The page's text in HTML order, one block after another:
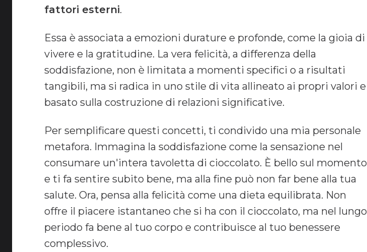
fattori esterni.
Essa è associata a emozioni durature e profonde, come la gioia di
vivere e la gratitudine. La vera felicità, a differenza della
soddisfazione, non è limitata a momenti specifici o a risultati
tangibili, ma si radica in uno stile di vita allineato ai propri valori e
basato sulla costruzione di relazioni significative.
Per semplificare questi concetti, ti condivido una mia personale
metafora. Immagina la soddisfazione come la sensazione nel
consumare un'intera tavoletta di cioccolato. È bello sul momento
e ti fa sentire subito bene, ma alla fine può non far bene alla tua
salute. Ora, pensa alla felicità come una dieta equilibrata. Non
offre il piacere istantaneo che si ha con il cioccolato, ma nel lungo
periodo fa bene al tuo corpo e contribuisce al tuo benessere
complessivo.